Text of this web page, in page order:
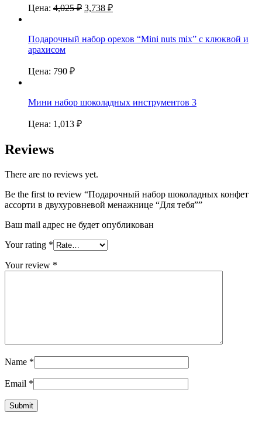
Цена: 4,025₽ 3,738 ₽
Подарочный набор орехов “Mini nuts mix” с клюквой и
арахисом
Цена: 790 ₽
Мини набор шоколадных инструментов 3
Цена: 1,013 ₽
Reviews
There are no reviews yet.
Be the first to review “Подарочный набор шоколадных конфет
ассорти в двухуровневой менажнице “Для тебя””
Ваш mail адрес не будет опубликован
Your rating *
Your review *
Name *
Email *